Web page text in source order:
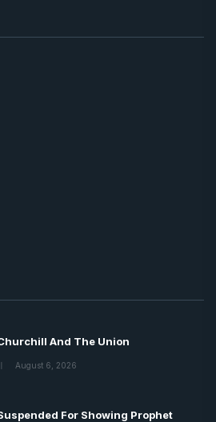
And The Union
August 6, 2026
For Showing Prophet